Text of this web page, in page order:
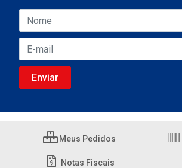
Meus Pedidos
Notas Fiscais